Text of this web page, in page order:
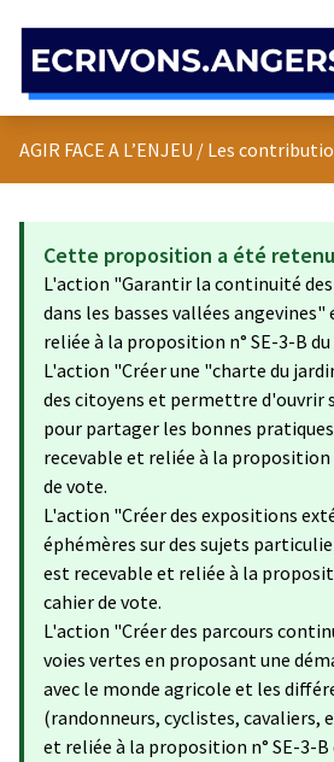
AGIR FACE A L’ENJEU / Les
Cette proposition a été
L'action "Garantir la continuité
dans les basses vallées
reliée à la proposition n° SE-3-B
L'action "Créer une "charte du
des citoyens et permettre d'ouvrir
pour partager les bonnes
recevable et reliée à la proposition
de vote.
L'action "Créer des expositions
éphémères sur des sujets
est recevable et reliée à la
cahier de vote.
L'action "Créer des parcours
voies vertes en proposant une
avec le monde agricole et les
(randonneurs, cyclistes, cavaliers,
et reliée à la proposition n° SE-3-B